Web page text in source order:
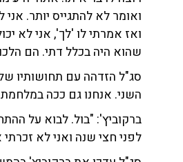
ואומר לא להתגייס יותר.
ואז אמרתי לו 'לך', אני לא
שהוא היה בכלל דתי. הם
סג"ל הזדהה עם תחושותיו
השני. אנחנו גם ככה
ברקוביץ': "בול. לבוא על
לפני חצי שנה ואני לא זכרתי